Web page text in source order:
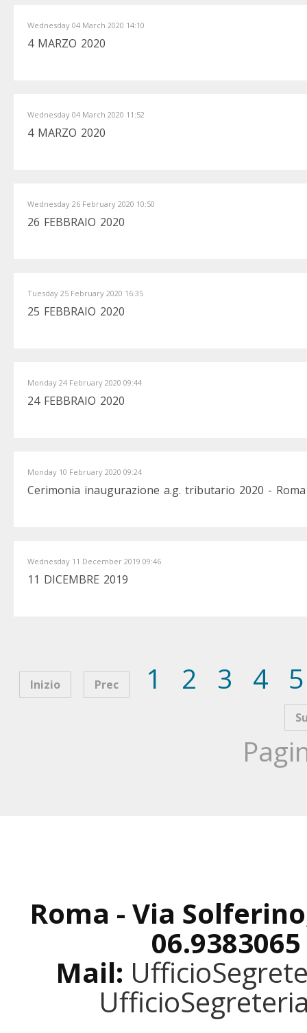
Wednesday 04 March 2020 14:10
4 MARZO 2020
Wednesday 04 March 2020 11:52
4 MARZO 2020
Wednesday 26 February 2020 10:50
26 FEBBRAIO 2020
Tuesday 25 February 2020 16:35
25 FEBBRAIO 2020
Monday 24 February 2020 09:44
24 FEBBRAIO 2020
Monday 10 February 2020 09:24
Cerimonia inaugurazione a.g. tributario 2020 -
Wednesday 11 December 2019 09:46
11 DICEMBRE 2019
Inizio Prec 1 2 3 4 5
Roma - Via
Mail: